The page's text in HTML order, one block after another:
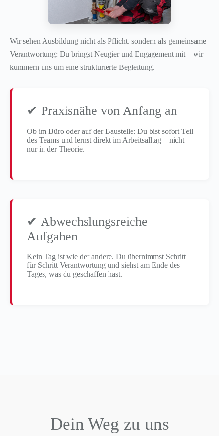
Wir sehen Ausbildung nicht als Pflicht, sondern als gemeinsame
Verantwortung: Du bringst Neugier und Engagement mit – wir
kümmern uns um eine strukturierte Begleitung.
✔ Praxisnähe von Anfang an
Ob im Büro oder auf der Baustelle: Du bist sofort Teil
des Teams und lernst direkt im Arbeitsalltag – nicht
nur in der Theorie.
✔ Abwechslungsreiche
Aufgaben
Kein Tag ist wie der andere. Du übernimmst Schritt
für Schritt Verantwortung und siehst am Ende des
Tages, was du geschaffen hast.
Dein Weg zu uns